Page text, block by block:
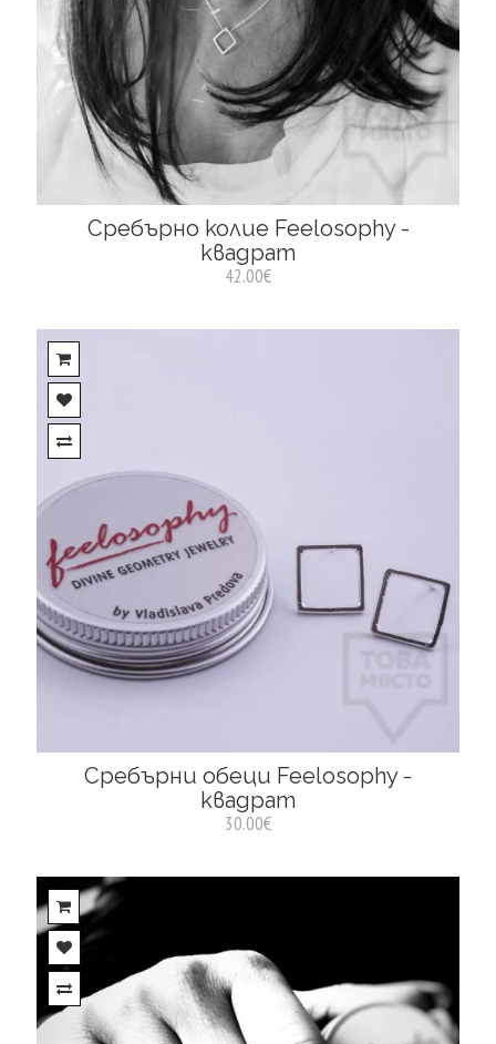
Сребърно колие Feelosophy -
квадрат
42.00€
Сребърни обеци Feelosophy -
квадрат
30.00€